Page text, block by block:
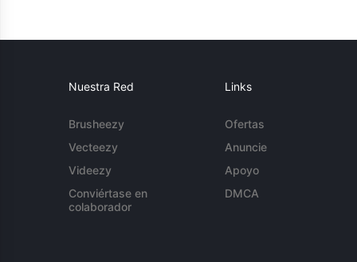
Nuestra Red
Brusheezy
Vecteezy
Videezy
Conviértase en
colaborador
Links
Ofertas
Anuncie
Apoyo
DMCA